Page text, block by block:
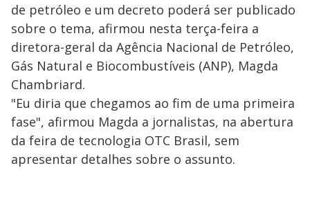
de petróleo e um decreto poderá ser publicado
sobre o tema, afirmou nesta terça-feira a
diretora-geral da Agência Nacional de Petróleo,
Gás Natural e Biocombustíveis (ANP), Magda
Chambriard.
"Eu diria que chegamos ao fim de uma primeira
fase", afirmou Magda a jornalistas, na abertura
da feira de tecnologia OTC Brasil, sem
apresentar detalhes sobre o assunto.